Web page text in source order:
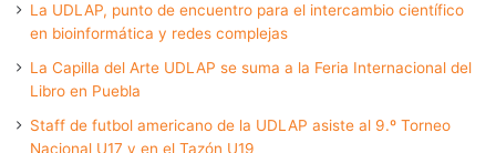
La UDLAP, punto de encuentro para el intercambio científico
en bioinformática y redes complejas
La Capilla del Arte UDLAP se suma a la Feria Internacional del
Libro en Puebla
Staff de futbol americano de la UDLAP asiste al 9.º Torneo
Nacional U17 y en el Tazón U19